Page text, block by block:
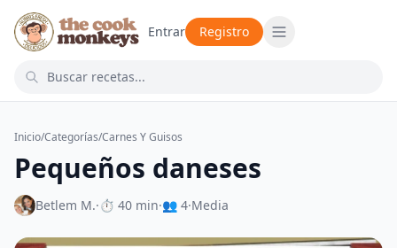
Entrar Registro
Inicio/Categorías/Carnes Y Guisos
Pequeños daneses
Betlem M.·⏱ 40 min·👥 4·Media